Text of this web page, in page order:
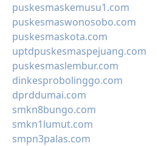
puskesmaskemusu1.com
puskesmaswonosobo.com
puskesmaskota.com
uptdpuskesmaspejuang.com
puskesmaslembur.com
dinkesprobolinggo.com
dprddumai.com
smkn8bungo.com
smkn1lumut.com
smpn3palas.com